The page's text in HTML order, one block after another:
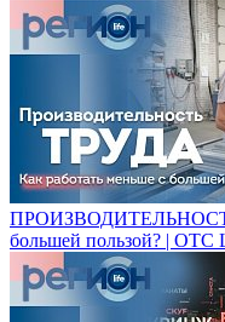
ПРОИЗВОДИТЕЛЬНОСТЬ
большей пользой? | ОТС